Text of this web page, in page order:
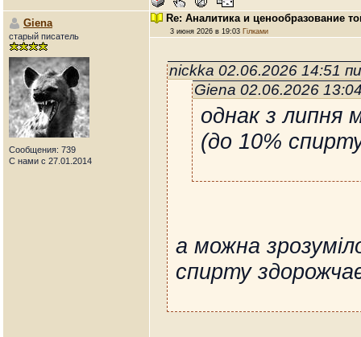
Giena
старый писатель
Сообщения: 739
С нами с 27.01.2014
Re: Аналитика и ценообразование
3 июня 2026 в 19:03 Гілками
nickka 02.06.2026 14:51
Giena 02.06.2026
однак з липня
(до 10%
а можна
спирту